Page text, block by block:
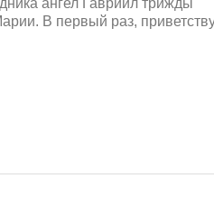
ангел Гавриил трижды
В первый раз,